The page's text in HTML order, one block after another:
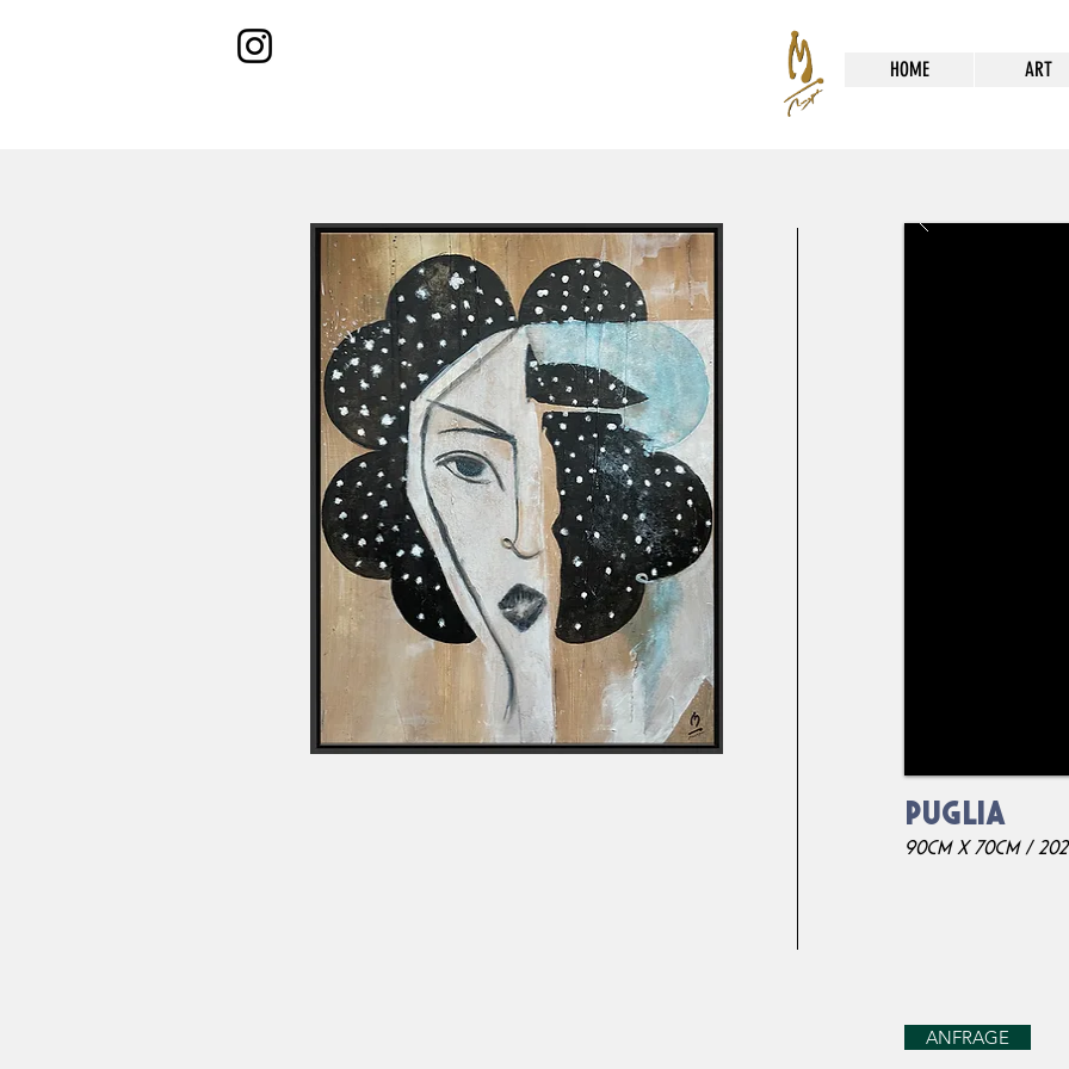
HOME ART
PUglia
90cm x 70cm /
ANFRAGE